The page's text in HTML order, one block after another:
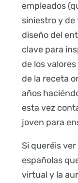
empleados
siniestro y
diseño del
clave para
de los
de la receta
años
esta vez
joven para
Si queréis
españolas
virtual y la